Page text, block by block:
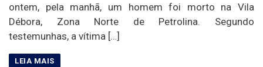
ontem, pela manhã, um homem foi morto na Vila
Débora, Zona Norte de Petrolina. Segundo
testemunhas, a vítima […]